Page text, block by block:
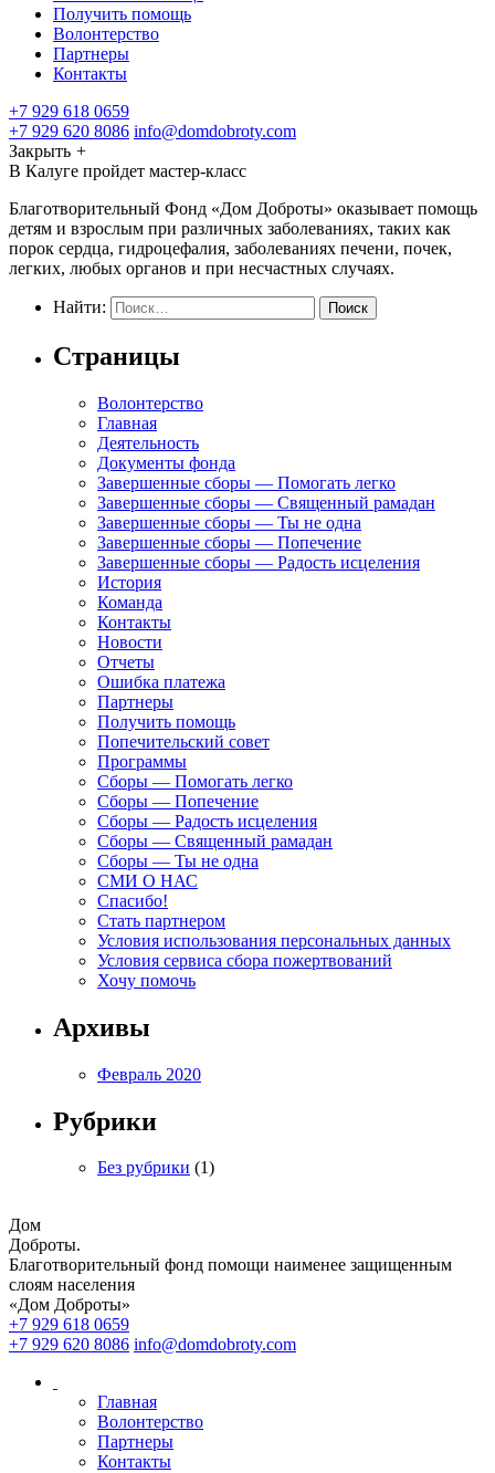
Получить помощь
Волонтерство
Партнеры
Контакты
+7 929 618 0659
+7 929 620 8086 info@domdobroty.com
Закрыть +
В Калуге пройдет мастер-класс
Благотворительный Фонд «Дом Доброты» оказывает помощь
детям и взрослым при различных заболеваниях, таких как
порок сердца, гидроцефалия, заболеваниях печени, почек,
легких, любых органов и при несчастных случаях.
Найти:
Страницы
Волонтерство
Главная
Деятельность
Документы фонда
Завершенные сборы — Помогать легко
Завершенные сборы — Священный рамадан
Завершенные сборы — Ты не одна
Завершенные сборы — Попечение
Завершенные сборы — Радость исцеления
История
Команда
Контакты
Новости
Отчеты
Ошибка платежа
Партнеры
Получить помощь
Попечительский совет
Программы
Сборы — Помогать легко
Сборы — Попечение
Сборы — Радость исцеления
Сборы — Священный рамадан
Сборы — Ты не одна
СМИ О НАС
Спасибо!
Стать партнером
Условия использования персональных данных
Условия сервиса сбора пожертвований
Хочу помочь
Архивы
Февраль 2020
Рубрики
Без рубрики (1)
Дом
Доброты.
Благотворительный фонд помощи наименее защищенным
слоям населения
«Дом Доброты»
+7 929 618 0659
+7 929 620 8086 info@domdobroty.com
Главная
Волонтерство
Партнеры
Контакты